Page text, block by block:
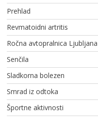
Prehlad
Revmatoidni artritis
Ročna avtopralnica Ljubljana
Senčila
Sladkorna bolezen
Smrad iz odtoka
Športne aktivnosti